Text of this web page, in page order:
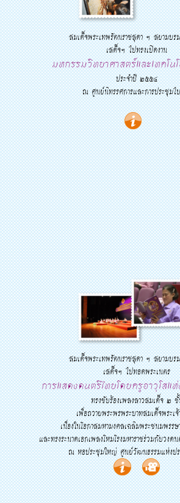
สมเด็จพระเทพรัตนราชสุดา ฯ สยามบร
เสด็จฯ ไปทรงเปิดงาน
มหกรรมวิทยาศาสตร์และเทคโน
ประจำปี ๒๕๕๔
ณ ศูนย์นิทรรศการและการประชุมไ
สมเด็จพระเทพรัตนราชสุดา ฯ สยามบร
เสด็จฯ ไปทอดพระเนตร
การแสดงดนตรีไทยโดยครูอาวุโสแ
ทรงขับร้องเพลงลาวสมเด็จ ๒
เพื่อถวายพระพรพระบาทสมเด็จพระเ
เนื่องในโอกาสมหามงคลเฉลิมพระชนมพรร
และทรงระนาดเอกเพลงโหมโรงมหาราชร่วมกับวง
ณ หอประชุมใหญ่ ศูนย์วัฒนธรรมแห่งปร